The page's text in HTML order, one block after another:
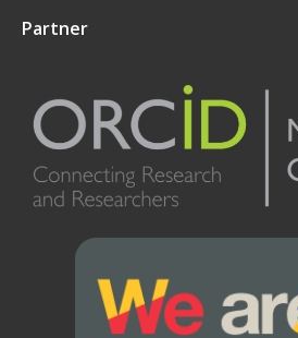
Partner